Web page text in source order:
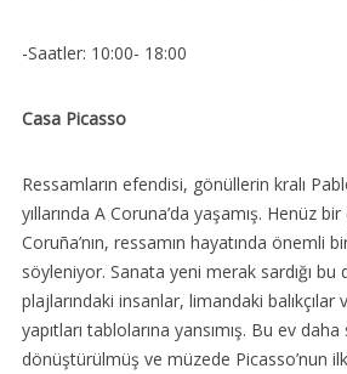
-Saatler: 10:00- 18:00
Casa Picasso
Ressamların efendisi, gönüllerin kralı
yıllarında A Coruna’da yaşamış. Henüz bir
Coruña’nın, ressamın hayatında önemli
söyleniyor. Sanata yeni merak sardığı
plajlarındaki insanlar, limandaki balıkçılar
yapıtları tablolarına yansımış. Bu ev
dönüştürülmüş ve müzede Picasso’nun